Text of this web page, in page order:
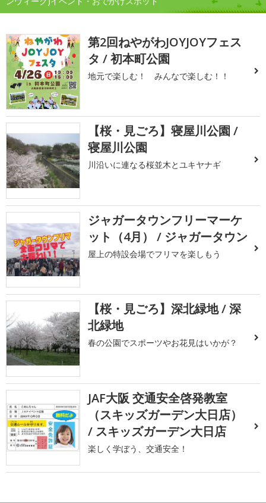
第2回ねやがわJOYJOYフェス
タ / 初本町公園
地元で楽しむ！ みんなで楽しむ！！
【桜・見ごろ】寝屋川公園 /
寝屋川公園
川沿いに連なる桜並木とユキヤナギ
ジャガータウンフリーマーケ
ット（4月） / ジャガータウン
屋上の特設会場でフリマを楽しもう
【桜・見ごろ】深北緑地 / 深
北緑地
春の公園でスポーツやお花見はいかが？
JAF大阪 交通安全啓発教室
（スキッズガーデン大日店）
/ スキッズガーデン大日店
楽しく学ぼう、交通安全！